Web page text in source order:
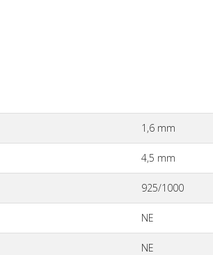
1,6 mm
4,5 mm
925/1000
NE
NE